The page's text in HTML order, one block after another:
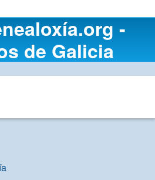
-
de Galicia